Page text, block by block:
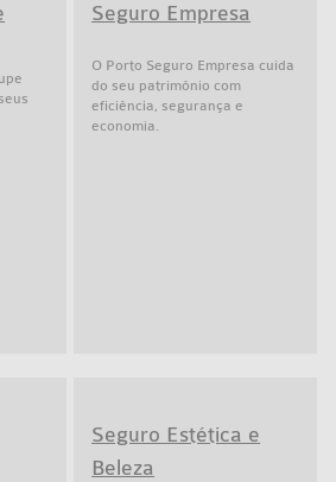
Seguro Empresa
O Porto Seguro Empresa cuida
do seu patrimônio com
eficiência, segurança e
economia.
Seguro Estética e
Beleza